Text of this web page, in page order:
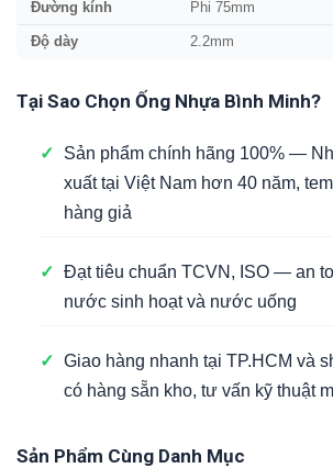
Đường kính Phi 75mm
Độ dày 2.2mm
Tại Sao Chọn Ống Nhựa Bình Minh?
✓
Sản phẩm chính hãng 100% —
xuất tại Việt Nam hơn 40 năm,
hàng giả
✓ Đạt tiêu chuẩn TCVN, ISO — an
nước sinh hoạt và nước uống
✓ Giao hàng nhanh tại TP.HCM và
có hàng sẵn kho, tư vấn kỹ thuật
Sản Phẩm Cùng Danh Mục